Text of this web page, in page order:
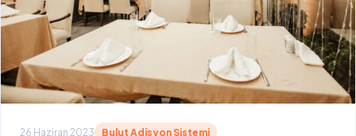
26 Haziran 2023 Bulut Adisyon Sistemi